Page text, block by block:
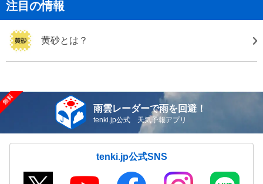
注目の情報
黄砂とは？
雨雲レーダーで雨を回避！
tenki.jp公式 天気予報アプリ
tenki.jp公式SNS